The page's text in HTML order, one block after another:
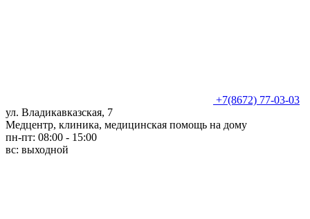
+7(8672) 77-03-03
ул. Владикавказская, 7
Медцентр, клиника, медицинская помощь на дому
пн-пт: 08:00 - 15:00
вс: выходной